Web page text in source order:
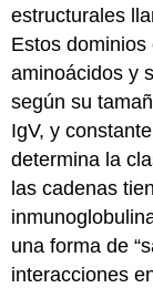
estructurales
Estos
aminoácidos y
según su
IgV, y
determina la
las cadenas
una forma de
interacciones